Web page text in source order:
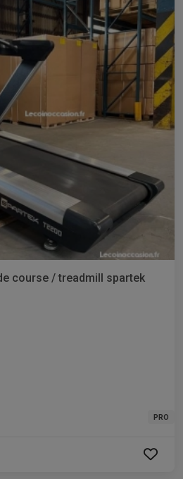
course / treadmill spartek
PRO